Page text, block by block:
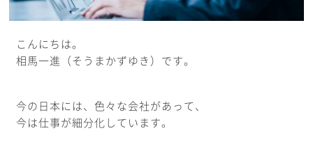
こんにちは。
相馬一進（そうまかずゆき）です。
今の日本には、色々な会社があって、
今は仕事が細分化しています。